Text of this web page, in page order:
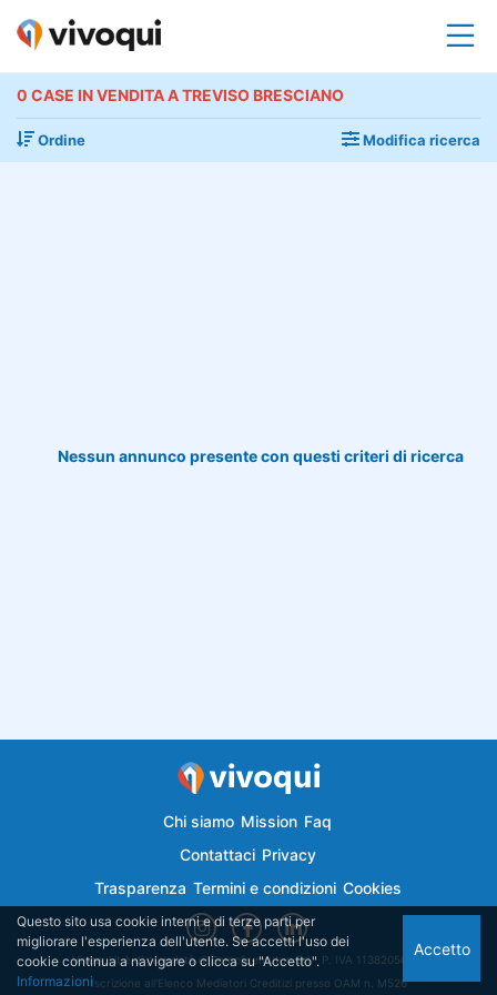
0 CASE IN VENDITA A TREVISO BRESCIANO
Ordine Modifica ricerca
Nessun annunco presente con questi criteri di ricerca
Chi siamo Mission Faq
Contattaci Privacy
Trasparenza Termini e condizioni Cookies
Vivoqui.it è di proprietà di Semplicemutuo Srl - P. IVA 11382050018
Iscrizione all'Elenco Mediatori Creditizi presso OAM n. M526
Questo sito usa cookie interni e di terze parti per
migliorare l'esperienza dell'utente. Se accetti l'uso dei
cookie continua a navigare o clicca su "Accetto".
Informazioni
Accetto